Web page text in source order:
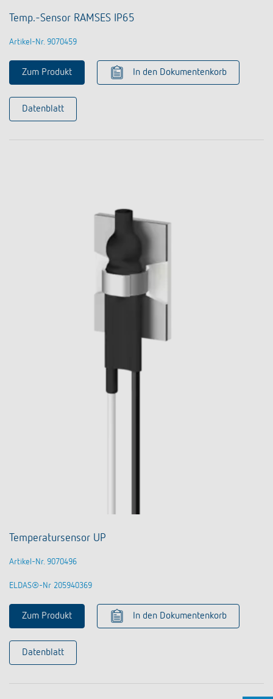
Temp.-Sensor RAMSES IP65
Artikel-Nr. 9070459
Zum Produkt In den Dokumentenkorb
Datenblatt
Temperatursensor UP
Artikel-Nr. 9070496
ELDAS®-Nr 205940369
Zum Produkt In den Dokumentenkorb
Datenblatt